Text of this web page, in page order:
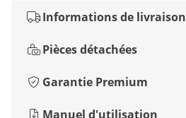
Informations de livraison
Pièces détachées
Garantie Premium
Manuel d'utilisation